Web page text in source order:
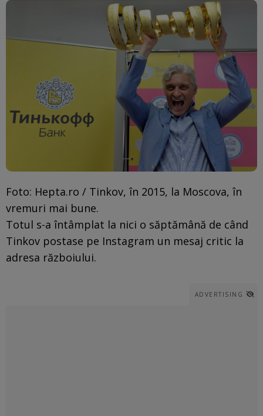
Foto: Hepta.ro / Tinkov, în 2015, la Moscova, în
vremuri mai bune.
Totul s-a întâmplat la nici o săptămână de când
Tinkov postase pe Instagram un mesaj critic la
adresa războiului.
ADVERTISING